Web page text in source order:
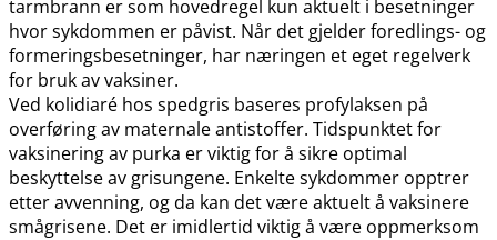
tarmbrann er som hovedregel kun aktuelt i besetninger
hvor sykdommen er påvist. Når det gjelder foredlings- og
formeringsbesetninger, har næringen et eget regelverk
for bruk av vaksiner.
Ved kolidiaré hos spedgris baseres profylaksen på
overføring av maternale antistoffer. Tidspunktet for
vaksinering av purka er viktig for å sikre optimal
beskyttelse av grisungene. Enkelte sykdommer opptrer
etter avvenning, og da kan det være aktuelt å vaksinere
smågrisene. Det er imidlertid viktig å være oppmerksom